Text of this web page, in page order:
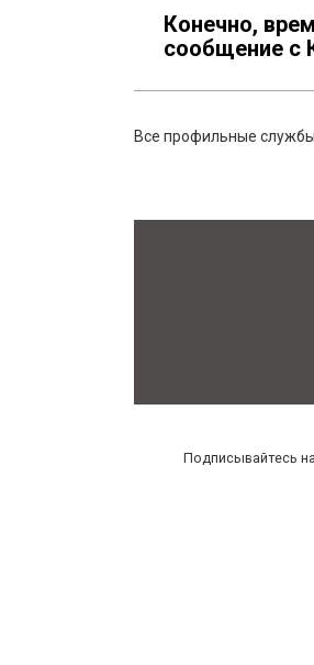
Конечно,
сообщение с
Все профильные
Подписывайтесь